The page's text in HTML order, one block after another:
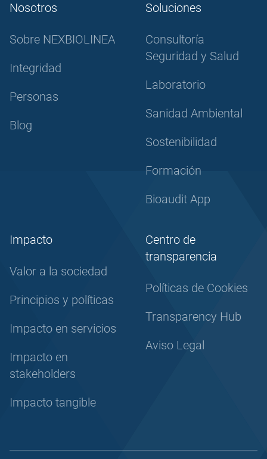
Nosotros
Sobre NEXBIOLINEA
Integridad
Personas
Blog
Soluciones
Consultoría
Seguridad y Salud
Laboratorio
Sanidad Ambiental
Sostenibilidad
Formación
Bioaudit App
Impacto
Valor a la sociedad
Principios y políticas
Impacto en servicios
Impacto en
stakeholders
Impacto tangible
Centro de
transparencia
Políticas de Cookies
Transparency Hub
Aviso Legal